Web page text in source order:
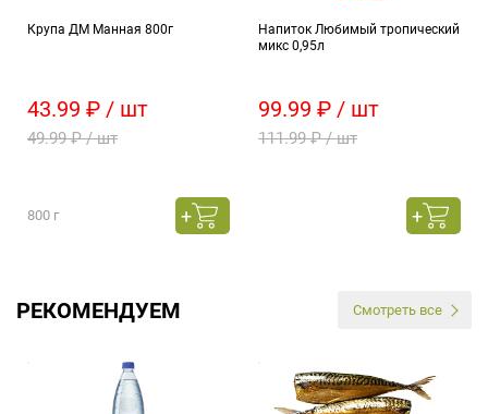
Крупа ДМ Манная 800г
43.99 ₽ / шт
49.99 ₽ / шт
800 г
Напиток Любимый тропический
микс 0,95л
99.99 ₽ / шт
111.99 ₽ / шт
РЕКОМЕНДУЕМ Смотреть все